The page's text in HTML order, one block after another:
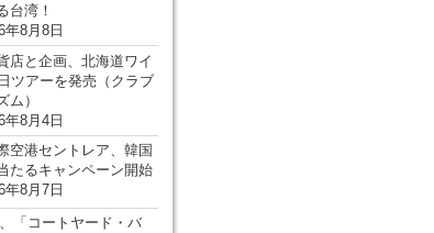
台湾！
年8月8日
店と企画、北海道ワイ
ツアーを発売（クラブ
ム）
年8月4日
空港セントレア、韓国
たるキャンペーン開始
年8月7日
「コートヤード・バ